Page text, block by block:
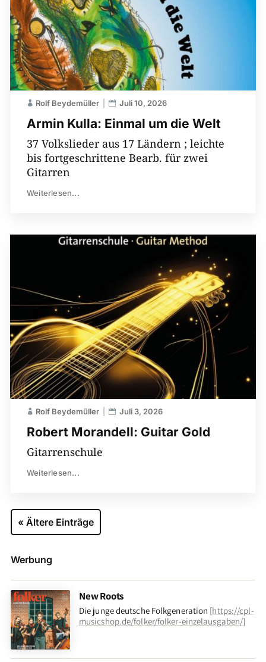
Armin Kulla: Einmal um die Welt
Rolf Beydemüller Juli 10, 2026
37 Volkslieder aus 17 Ländern ; leichte
bis fortgeschrittene Bearb. für zwei
Gitarren
Weiterlesen...
Robert Morandell: Guitar Gold
Rolf Beydemüller Juli 3, 2026
Gitarrenschule
Weiterlesen...
« Ältere Einträge
Werbung
New Roots
Die junge deutsche Folkgeneration [https://cpl-
musicshop.de/folker/folker-einzelausgaben/]